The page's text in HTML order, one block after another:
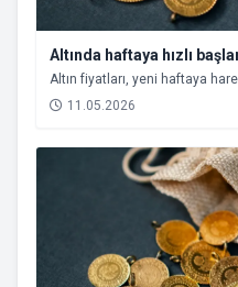
Altında haftaya hızlı
Altın fiyatları, yeni haftaya
11.05.2026